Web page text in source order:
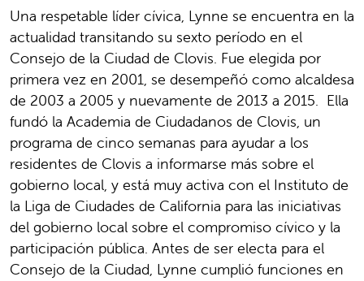
Una respetable líder cívica, Lynne se encuentra en la
actualidad transitando su sexto período en el
Consejo de la Ciudad de Clovis. Fue elegida por
primera vez en 2001, se desempeñó como alcaldesa
de 2003 a 2005 y nuevamente de 2013 a 2015. Ella
fundó la Academia de Ciudadanos de Clovis, un
programa de cinco semanas para ayudar a los
residentes de Clovis a informarse más sobre el
gobierno local, y está muy activa con el Instituto de
la Liga de Ciudades de California para las iniciativas
del gobierno local sobre el compromiso cívico y la
participación pública. Antes de ser electa para el
Consejo de la Ciudad, Lynne cumplió funciones en